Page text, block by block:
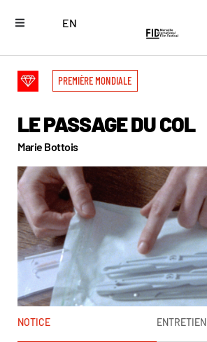
EN
PREMIÈRE MONDIALE
LE PASSAGE DU COL
Marie Bottois
NOTICE ENTRETIEN